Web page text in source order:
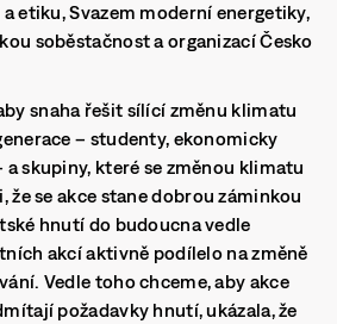
etiku, Svazem moderní energetiky,
soběstačnost a organizací Česko
snaha řešit sílící změnu klimatu
– studenty, ekonomicky
skupiny, které se změnou klimatu
že se akce stane dobrou záminkou
hnutí do budoucna vedle
akcí aktivně podílelo na změně
Vedle toho chceme, aby akce
požadavky hnutí, ukázala, že